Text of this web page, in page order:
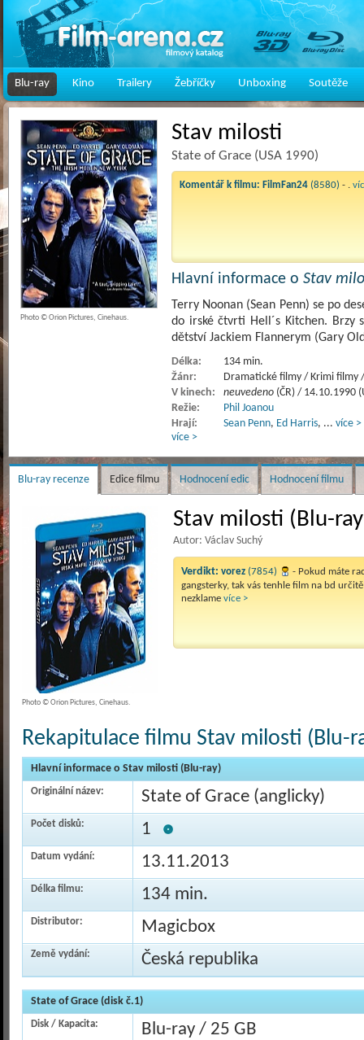
Blu-ray Kino Trailery Žebříčky Unboxing Soutěže
Stav milosti
State of Grace (USA 1990)
Komentář k filmu: FilmFan24 (8580) - .
Hlavní informace o Stav
Terry Noonan (Sean Penn) se po
do irské čtvrti Hell´s Kitchen. Brzy
dětství Jackiem Flannerym (Gary
Délka:
134 min.
Žánr:
Dramatické filmy / Krimi filmy
V kinech:
neuvedeno (ČR) / 14.10.1990
Režie:
Phil Joanou
Hrají:
Sean Penn, Ed Harris, ... více >
více >
Photo © Orion Pictures, Cinehaus.
Blu-ray recenze Edice filmu Hodnocení edic Hodnocení filmu
Stav milosti (Blu-
Autor: Václav Suchý
Verdikt: vorez (7854)
- Pokud máte
gangsterky, tak vás tenhle film na bd určitě
nezklame více >
Photo © Orion Pictures, Cinehaus.
Rekapitulace filmu Stav milosti (Blu-
Hlavní informace o Stav milosti (Blu-ray)
Originální název: State of Grace (anglicky)
Počet disků: 1
Datum vydání: 13.11.2013
Délka filmu: 134 min.
Distributor: Magicbox
Země vydání: Česká republika
State of Grace (disk č.1)
Disk / Kapacita: Blu-ray / 25 GB